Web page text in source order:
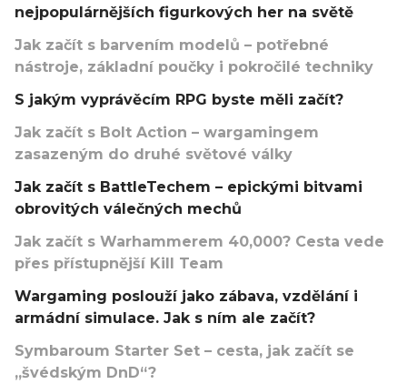
nejpopulárnějších figurkových her na světě
Jak začít s barvením modelů – potřebné
nástroje, základní poučky i pokročilé techniky
S jakým vyprávěcím RPG byste měli začít?
Jak začít s Bolt Action – wargamingem
zasazeným do druhé světové války
Jak začít s BattleTechem – epickými bitvami
obrovitých válečných mechů
Jak začít s Warhammerem 40,000? Cesta vede
přes přístupnější Kill Team
Wargaming poslouží jako zábava, vzdělání i
armádní simulace. Jak s ním ale začít?
Symbaroum Starter Set – cesta, jak začít se
„švédským DnD“?